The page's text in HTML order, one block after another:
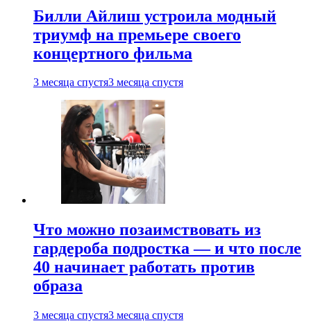
Билли Айлиш устроила модный
триумф на премьере своего
концертного фильма
3 месяца спустя3 месяца спустя
Что можно позаимствовать из
гардероба подростка — и что после
40 начинает работать против
образа
3 месяца спустя3 месяца спустя